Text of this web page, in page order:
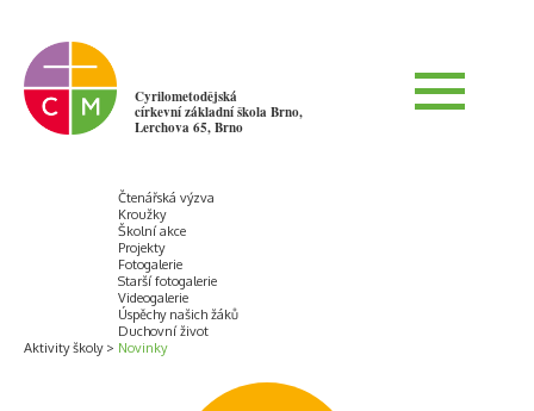
Cyrilometodějská
církevní základní škola Brno,
Lerchova 65, Brno
Aktivity školy
Čtenářská výzva
Kroužky
Školní akce
Projekty
Fotogalerie
Starší fotogalerie
Videogalerie
Úspěchy našich žáků
Duchovní život
Novinky